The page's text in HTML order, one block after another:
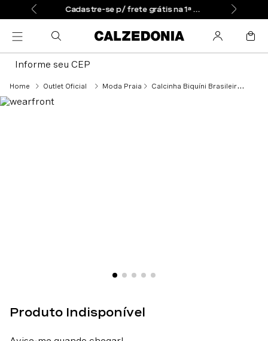
Cadastre-se p/ frete grátis na 1ª compra
Informe seu CEP
Outlet Oficial Moda Praia Calcinha Biquíni Brasileiro Indonésia - Vermelho